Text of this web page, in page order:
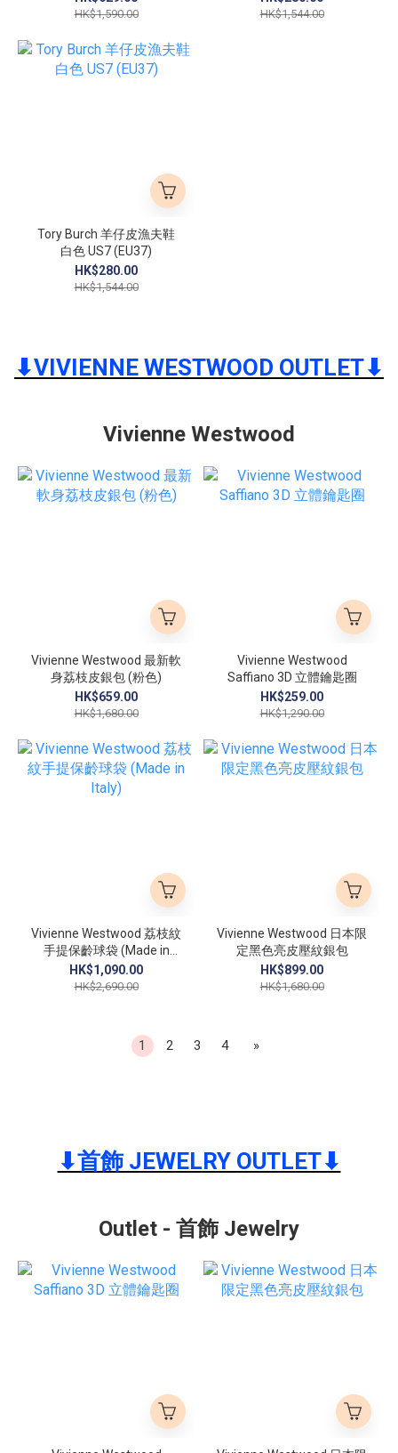
HK$1,590.00 HK$1,544.00
Tory Burch 羊仔皮漁夫鞋
白色 US7 (EU37)
HK$280.00
HK$1,544.00
⬇︎VIVIENNE WESTWOOD OUTLET⬇︎
Vivienne Westwood
Vivienne Westwood 最新軟
身荔枝皮銀包 (粉色)
HK$659.00
HK$1,680.00
Vivienne Westwood
Saffiano 3D 立體鑰匙圈
HK$259.00
HK$1,290.00
Vivienne Westwood 荔枝紋
手提保齡球袋 (Made in
Italy)
HK$1,090.00
HK$2,690.00
Vivienne Westwood 日本限
定黑色亮皮壓紋銀包
HK$899.00
HK$1,680.00
1 2 3 4 »
⬇︎首飾 JEWELRY OUTLET⬇︎
Outlet - 首飾 Jewelry